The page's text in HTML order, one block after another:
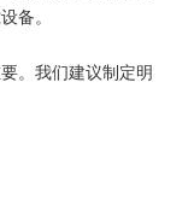
备。
。我们建议制定明